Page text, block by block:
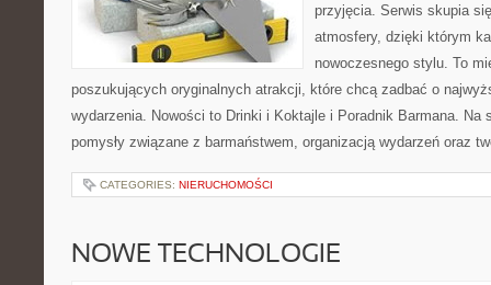
przyjęcia. Serwis skupia
atmosfery, dzięki którym
nowoczesnego stylu. To
poszukujących oryginalnych atrakcji, które chcą zadbać o
wydarzenia. Nowości to Drinki i Koktajle i Poradnik Barmana. Na
pomysły związane z barmaństwem, organizacją wydarzeń oraz
CATEGORIES: NIERUCHOMOŚCI
NOWE TECHNOLOGIE